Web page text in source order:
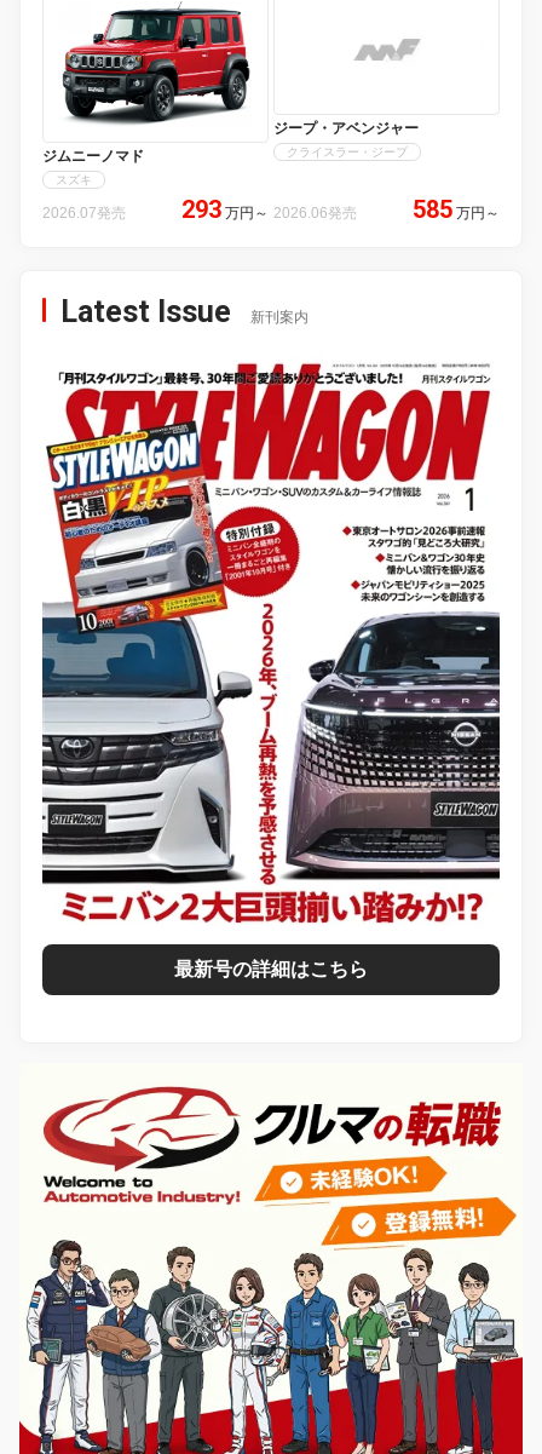
ジムニーノマド
スズキ
2026.07発売 293 万円 ～
ジープ・アベンジャー
クライスラー・ジープ
2026.06発売 585 万円 ～
Latest Issue 新刊案内
最新号の詳細はこちら